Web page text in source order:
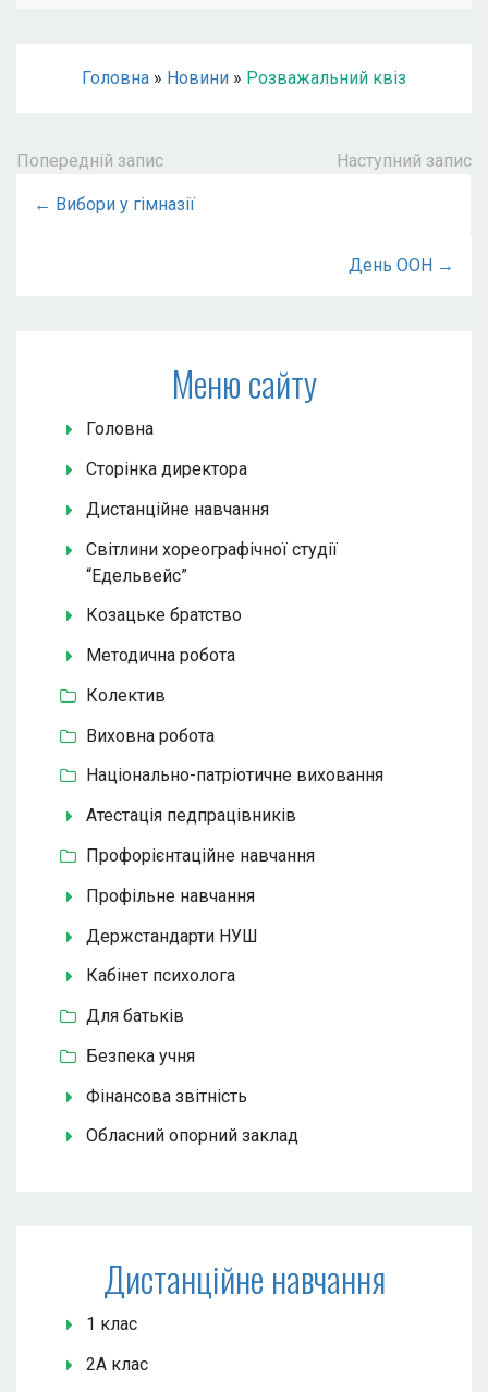
Головна » Новини » Розважальний квіз
Попередній запис Наступний запис
← Вибори у гімназії
День ООН →
Меню сайту
Головна
Сторінка директора
Дистанційне навчання
Світлини хореографічної студії
“Едельвейс”
Козацьке братство
Методична робота
Колектив
Виховна робота
Національно-патріотичне виховання
Атестація педпрацівників
Профорієнтаційне навчання
Профільне навчання
Держстандарти НУШ
Кабінет психолога
Для батьків
Безпека учня
Фінансова звітність
Обласний опорний заклад
Дистанційне навчання
1 клас
2А клас